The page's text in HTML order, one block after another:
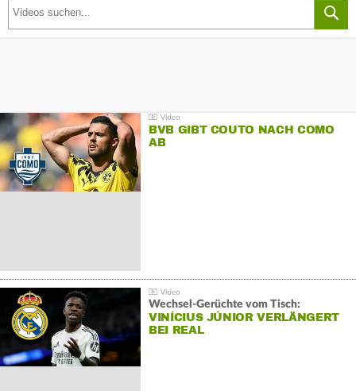
BVB GIBT COUTO NACH COMO
AB
Wechsel-Gerüchte vom Tisch:
VINÍCIUS JÚNIOR VERLÄNGERT
BEI REAL